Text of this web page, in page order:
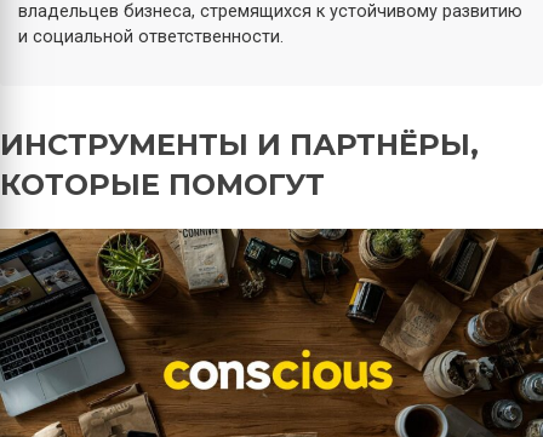
владельцев бизнеса, стремящихся к устойчивому развитию
и социальной ответственности.
ИНСТРУМЕНТЫ И ПАРТНЁРЫ,
КОТОРЫЕ ПОМОГУТ